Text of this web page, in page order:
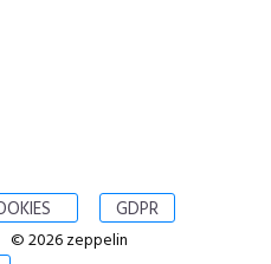
GDPR
© 2026 zeppelin